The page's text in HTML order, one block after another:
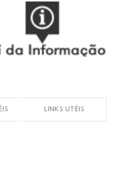
LINKS UTÉIS